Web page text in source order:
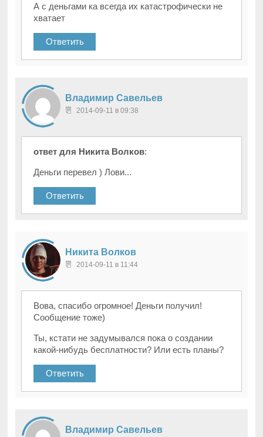
А с деньгами ка всегда их катастрофически не
хватает
Ответить
Владимир Савельев
2014-09-11 в 09:38
ответ для Никита Волков:
Деньги перевел ) Лови...
Ответить
Никита Волков
2014-09-11 в 11:44
Вова, спасибо огромное! Деньги получил!
Сообщение тоже)
Ты, кстати не задумывался пока о создании
какой-нибудь бесплатности? Или есть планы?
Ответить
Владимир Савельев